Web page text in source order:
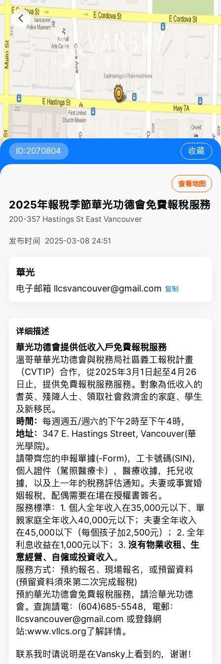
ID:2070804 收藏
查看地图
2025年報稅季節華光功德會免費報稅服務
200-357 Hastings St East Vancouver
发布时间 2025-03-08 24:51
華光
电子邮箱 llcsvancouver@gmail.com 复制
详细描述
華光功德會提供低收入戶免費報稅服務
溫哥華華光功德會與稅務局社區義工報稅計畫
（CVTIP）合作，從2025年3月1日起至4月26
日止，提供免費報稅服務服務。對象為低收入的
耆英、殘障人士、領取社會救濟金的家庭、學生
及新移民。
時間：每週週五/週六的下午2時至下午4時，
地址： 347 E. Hastings Street, Vancouver(華
光學院)。
請帶齊您的申報單據(-Form)，工卡號碼(SIN)，
個人證件（駕照醫療卡），醫療收據，托兒收
據，以及上一年的稅務評估通知。夫妻或事實婚
姻報稅，配偶需要在場在授權書簽名。
服務標準：1. 個人全年收入在35,000元以下、單
親家庭全年收入40,000元以下；夫妻全年收入
在45,000以下（每個孩子加2,500元）；2. 全年
利息收益在1,000元以下；3.沒有物業收租、生
意經營、自僱或投資收入。
服務方式：預約報名、現場報名，或預留資料
(預留資料須來第二次完成報稅)
預約華光功德會免費報稅服務，請洽華光功德
會。查詢請電：(604)685-5548，電郵：
llcsvancouver@gmail.com 或登錄網
站:www.vllcs.org了解詳情。
联系我时请说明是在Vansky上看到的，谢谢！